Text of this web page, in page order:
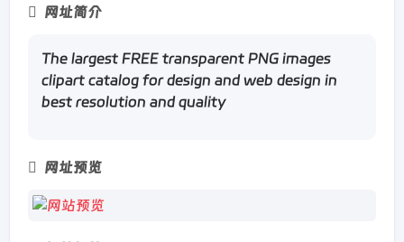
网址简介
The largest FREE transparent PNG images
clipart catalog for design and web design in
best resolution and quality
网址预览